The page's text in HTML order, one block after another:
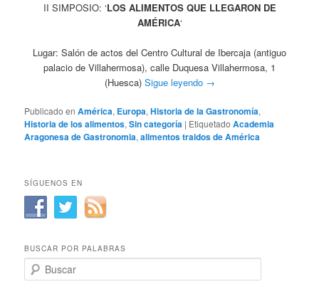
II SIMPOSIO: ‘LOS ALIMENTOS QUE LLEGARON DE
AMÉRICA‘
Lugar: Salón de actos del Centro Cultural de Ibercaja (antiguo
palacio de Villahermosa), calle Duquesa Villahermosa, 1
(Huesca) Sigue leyendo →
Publicado en América, Europa,Historia de la Gastronomía,
Historia de los alimentos,Sin categoría | Etiquetado Academia
Aragonesa de Gastronomia,alimentos traidos de América
SÍGUENOS EN
BUSCAR POR PALABRAS
u